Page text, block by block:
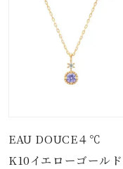
EAU DOUCE４℃
K10イエローゴールド